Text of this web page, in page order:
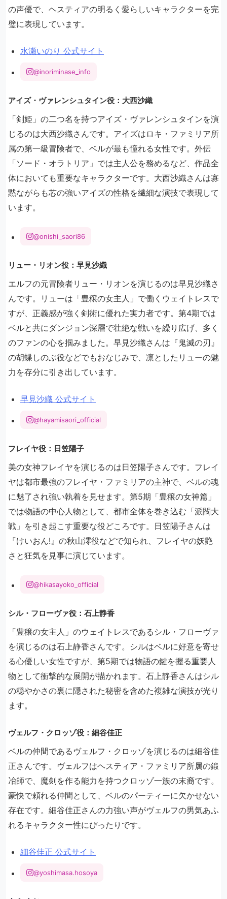
の声優で、ヘスティアの明るく愛らしいキャラクターを完
璧に表現しています。
水瀬いのり 公式サイト
@inoriminase_info
アイズ・ヴァレンシュタイン役：大西沙織
「剣姫」の二つ名を持つアイズ・ヴァレンシュタインを演
じるのは大西沙織さんです。アイズはロキ・ファミリア所
属の第一級冒険者で、ベルが最も憧れる女性です。外伝
「ソード・オラトリア」では主人公を務めるなど、作品全
体においても重要なキャラクターです。大西沙織さんは寡
黙ながらも芯の強いアイズの性格を繊細な演技で表現して
います。
@onishi_saori86
リュー・リオン役：早見沙織
エルフの元冒険者リュー・リオンを演じるのは早見沙織さ
んです。リューは「豊穣の女主人」で働くウェイトレスで
すが、正義感が強く剣術に優れた実力者です。第4期では
ベルと共にダンジョン深層で壮絶な戦いを繰り広げ、多く
のファンの心を掴みました。早見沙織さんは『鬼滅の刃』
の胡蝶しのぶ役などでもおなじみで、凛としたリューの魅
力を存分に引き出しています。
早見沙織 公式サイト
@hayamisaori_official
フレイヤ役：日笠陽子
美の女神フレイヤを演じるのは日笠陽子さんです。フレイ
ヤは都市最強のフレイヤ・ファミリアの主神で、ベルの魂
に魅了され強い執着を見せます。第5期「豊穣の女神篇」
では物語の中心人物として、都市全体を巻き込む「派閥大
戦」を引き起こす重要な役どころです。日笠陽子さんは
『けいおん!』の秋山澪役などで知られ、フレイヤの妖艶
さと狂気を見事に演じています。
@hikasayoko_official
シル・フローヴァ役：石上静香
「豊穣の女主人」のウェイトレスであるシル・フローヴァ
を演じるのは石上静香さんです。シルはベルに好意を寄せ
る心優しい女性ですが、第5期では物語の鍵を握る重要人
物として衝撃的な展開が描かれます。石上静香さんはシル
の穏やかさの裏に隠された秘密を含めた複雑な演技が光り
ます。
ヴェルフ・クロッゾ役：細谷佳正
ベルの仲間であるヴェルフ・クロッゾを演じるのは細谷佳
正さんです。ヴェルフはヘスティア・ファミリア所属の鍛
冶師で、魔剣を作る能力を持つクロッゾ一族の末裔です。
豪快で頼れる仲間として、ベルのパーティーに欠かせない
存在です。細谷佳正さんの力強い声がヴェルフの男気あふ
れるキャラクター性にぴったりです。
細谷佳正 公式サイト
@yoshimasa.hosoya